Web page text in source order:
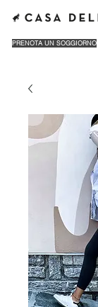
PRENOTA UN SOGGIORNO